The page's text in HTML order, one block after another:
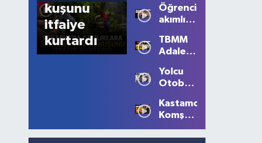
kuşunu
itfaiye
kurtardı
Öğrencilerden
akımlı
TBMM
Adalet
tansiyon
yükseldi
Yolcu
Otobüsünün
Kadın
Ağır
Yaralandı
Kastamonu'da
Komşu
Kanlı